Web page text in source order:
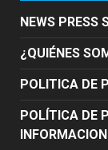
NEWS PRESS
¿QUIÉNES
POLITICA DE
POLÍTICA DE
INFORMACION